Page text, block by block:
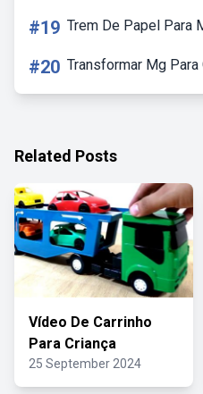
#19 Trem De Papel Para
#20 Transformar Mg Para
Related Posts
Vídeo De Carrinho
Para Criança
25 September 2024